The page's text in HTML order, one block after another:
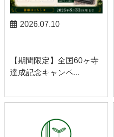
2026.07.10
【期間限定】全国60ヶ寺
達成記念キャンペ...